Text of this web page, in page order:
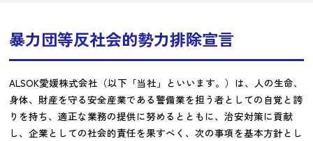
暴力団等反社会的勢力排除宣言
ALSOK愛媛株式会社（以下「当社」といいます。）は、人の生命、
身体、財産を守る安全産業である警備業を担う者としての自覚と誇
りを持ち、適正な業務の提供に努めるとともに、治安対策に貢献
し、企業としての社会的責任を果すべく、次の事項を基本方針とし